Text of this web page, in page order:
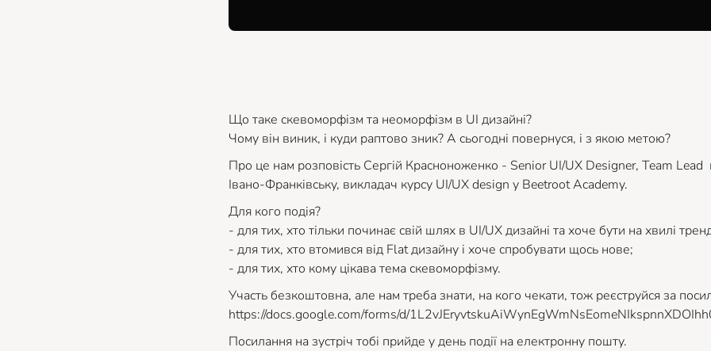
Що таке скевоморфізм та неоморфізм в UI дизайні?
Чому він виник, і куди раптово зник? А сьогодні повернуся, і з якою метою?
Про це нам розповість Сергій Красноноженко - Senior UI/UX Designer, Team Lead
Івано-Франківську, викладач курсу UI/UX design у Beetroot Academy.
Для кого подія?
- для тих, хто тільки починає свій шлях в UI/UX дизайні та хоче бути на хвилі
- для тих, хто втомився від Flat дизайну і хоче спробувати щось нове;
- для тих, хто кому цікава тема скевоморфізму.
Участь безкоштовна, але нам треба знати, на кого чекати, тож реєструйся за
https://docs.google.com/forms/d/
Посилання на зустріч тобі прийде у день події на електронну пошту.